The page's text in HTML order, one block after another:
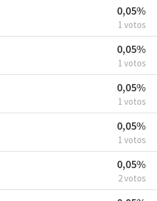
0,05%
1 votos
0,05%
1 votos
0,05%
1 votos
0,05%
1 votos
0,05%
2 votos